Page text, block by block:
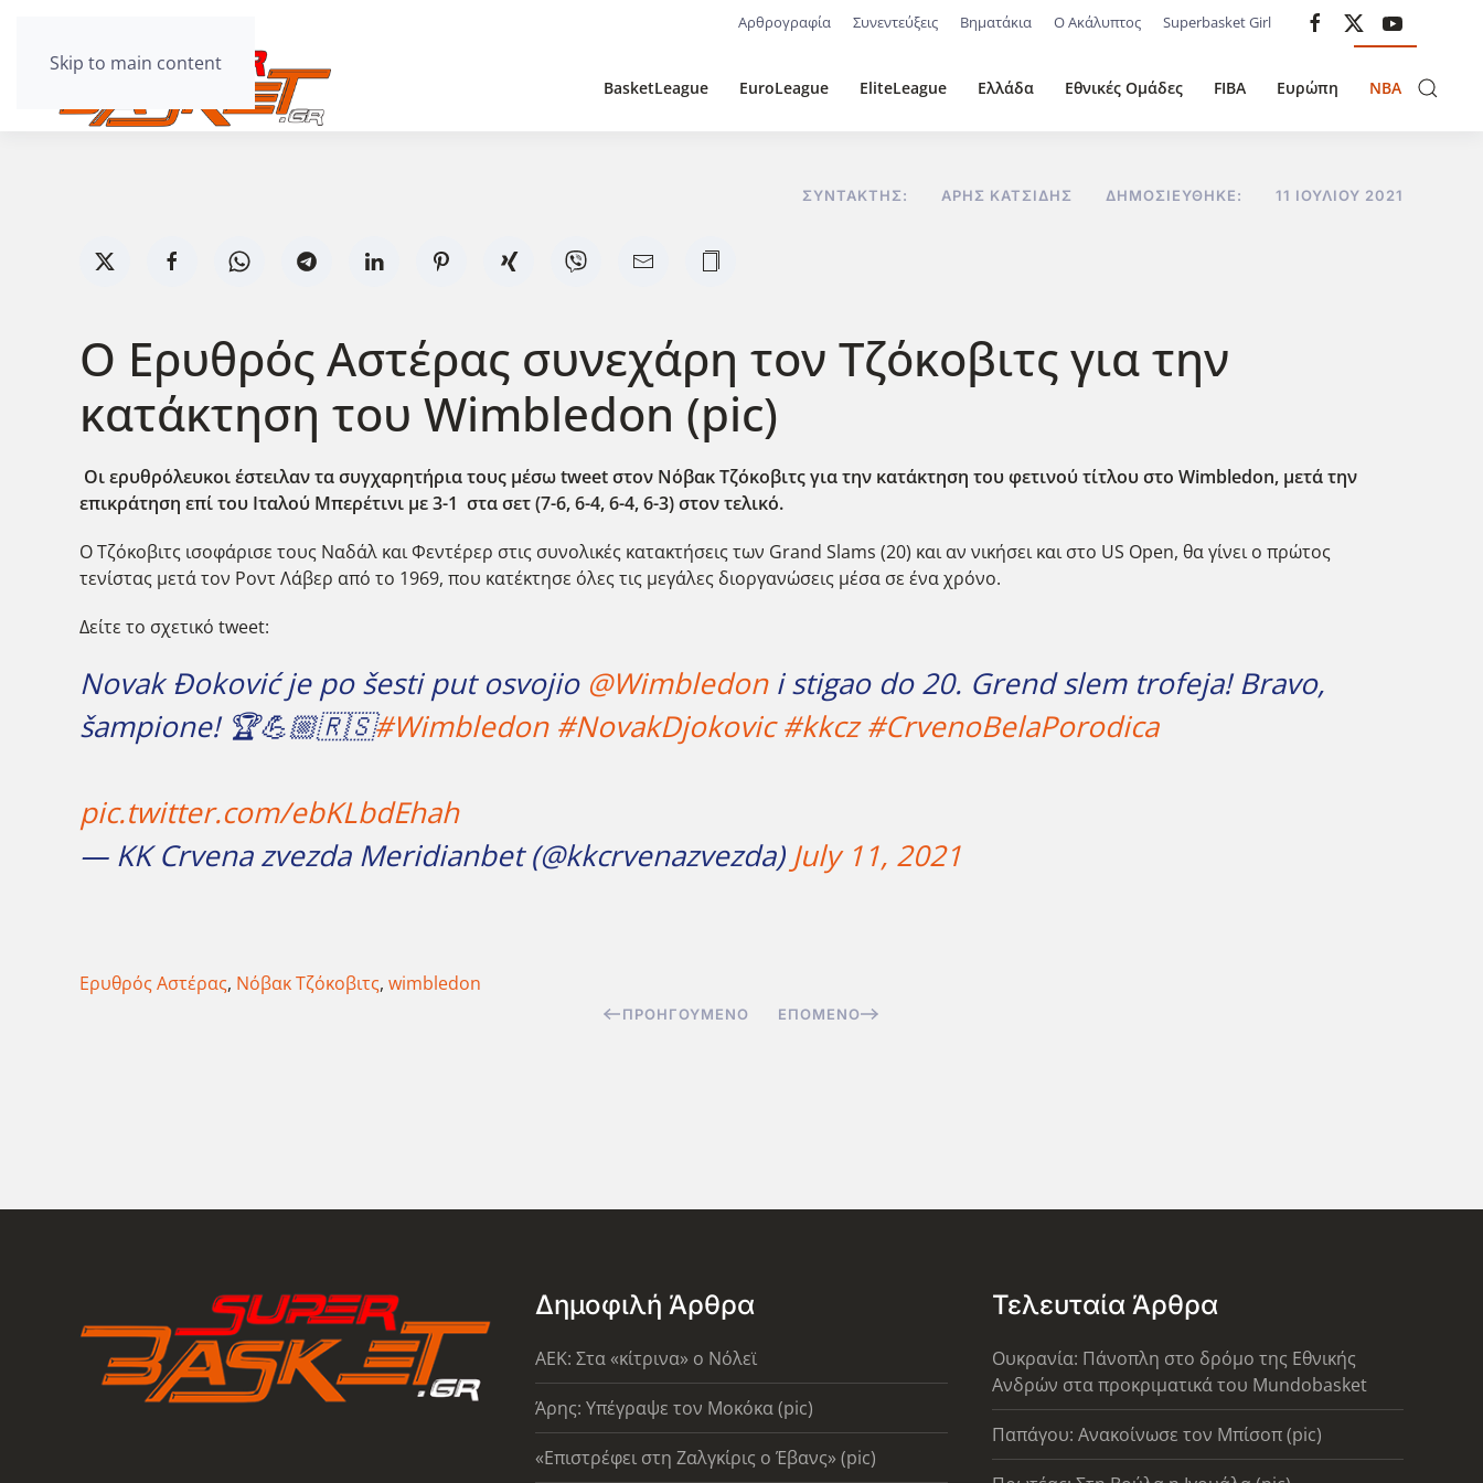
Skip to main content
Αρθρογραφία Συνεντεύξεις Βηματάκια Ο Ακάλυπτος Superbasket Girl
BasketLeague EuroLeague EliteLeague Ελλάδα Εθνικές Ομάδες FIBA Ευρώπη NBA
ΣΥΝΤΆΚΤΗΣ: ΆΡΗΣ ΚΑΤΣΊΔΗΣ ΔΗΜΟΣΙΕΎΘΗΚΕ: 11 ΙΟΥΛΊΟΥ 2021
Ο Ερυθρός Αστέρας συνεχάρη τον Τζόκοβιτς για την
κατάκτηση του Wimbledon (pic)
Οι ερυθρόλευκοι έστειλαν τα συγχαρητήρια τους μέσω tweet στον Νόβακ Τζόκοβιτς για την κατάκτηση του φετινού τίτλου στο Wimbledon, μετά την
επικράτηση επί του Ιταλού Μπερέτινι με 3-1 στα σετ (7-6, 6-4, 6-4, 6-3) στον τελικό.
Ο Τζόκοβιτς ισοφάρισε τους Ναδάλ και Φεντέρερ στις συνολικές κατακτήσεις των Grand Slams (20) και αν νικήσει και στο US Open, θα γίνει ο πρώτος
τενίστας μετά τον Ροντ Λάβερ από το 1969, που κατέκτησε όλες τις μεγάλες διοργανώσεις μέσα σε ένα χρόνο.
Δείτε το σχετικό tweet:
Novak Đoković je po šesti put osvojio @Wimbledoni stigao do 20. Grend slem trofeja! Bravo,
šampione! 🏆💪🏼🇷🇸#Wimbledon #NovakDjokovic #kkcz #CrvenoBelaPorodica
pic.twitter.com/ebKLbdEhah
— KK Crvena zvezda Meridianbet (@kkcrvenazvezda) July 11, 2021
Ερυθρός Αστέρας, Νόβακ Τζόκοβιτς, wimbledon
ΠΡΟΗΓΟΎΜΕΝΟ ΕΠΌΜΕΝΟ
Δημοφιλή Άρθρα
AEK: Στα «κίτρινα» ο Νόλεϊ
Άρης: Υπέγραψε τον Μοκόκα (pic)
«Επιστρέφει στη Ζαλγκίρις ο Έβανς» (pic)
Τελευταία Άρθρα
Ουκρανία: Πάνοπλη στο δρόμο της Εθνικής
Ανδρών στα προκριματικά του Mundobasket
Παπάγου: Ανακοίνωσε τον Μπίσοπ (pic)